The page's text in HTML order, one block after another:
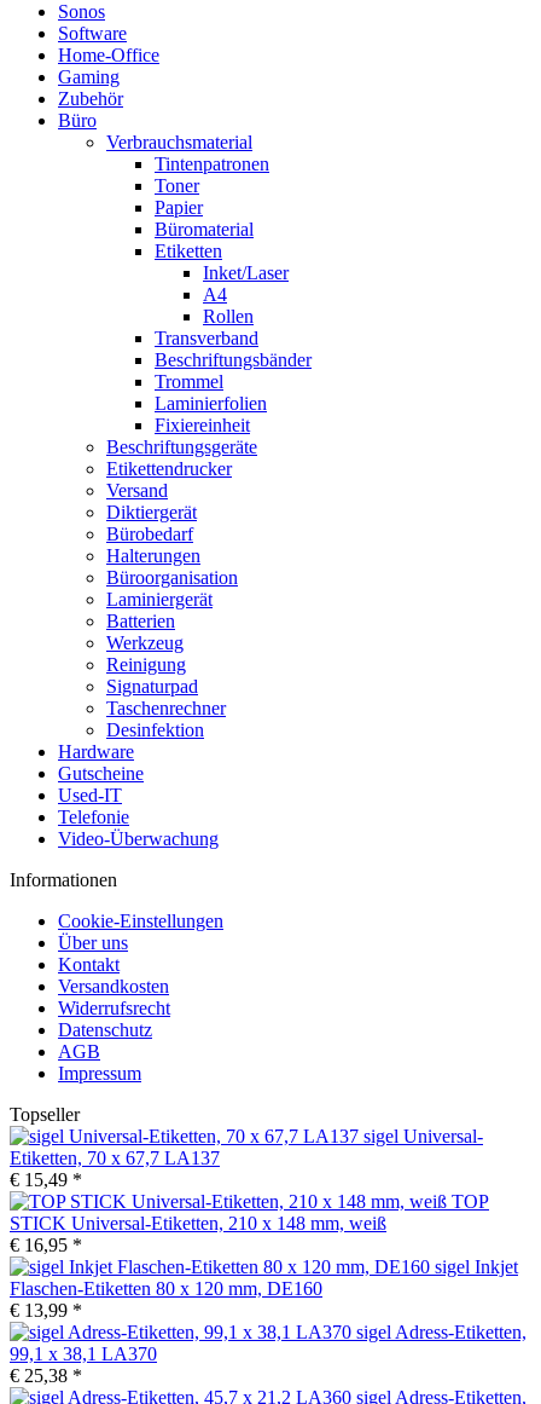
Sonos
Software
Home-Office
Gaming
Zubehör
Büro
Verbrauchsmaterial
Tintenpatronen
Toner
Papier
Büromaterial
Etiketten
Inket/Laser
A4
Rollen
Transverband
Beschriftungsbänder
Trommel
Laminierfolien
Fixiereinheit
Beschriftungsgeräte
Etikettendrucker
Versand
Diktiergerät
Bürobedarf
Halterungen
Büroorganisation
Laminiergerät
Batterien
Werkzeug
Reinigung
Signaturpad
Taschenrechner
Desinfektion
Hardware
Gutscheine
Used-IT
Telefonie
Video-Überwachung
Informationen
Cookie-Einstellungen
Über uns
Kontakt
Versandkosten
Widerrufsrecht
Datenschutz
AGB
Impressum
Topseller
sigel Universal-
Etiketten, 70 x 67,7 LA137
€ 15,49 *
TOP
STICK Universal-Etiketten, 210 x 148 mm, weiß
€ 16,95 *
sigel Inkjet
Flaschen-Etiketten 80 x 120 mm, DE160
€ 13,99 *
sigel Adress-Etiketten,
99,1 x 38,1 LA370
€ 25,38 *
sigel Adress-Etiketten,